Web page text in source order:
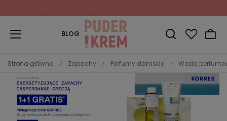
BLOG
Strona główna Zapachy Perfumy damskie Woda